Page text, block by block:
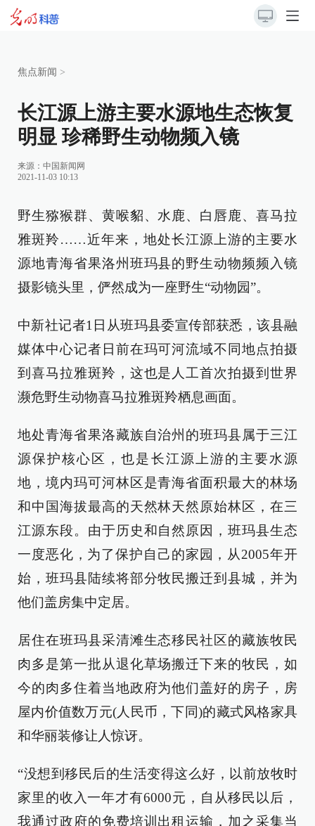
焦点新闻 >
长江源上游主要水源地生态恢复
明显 珍稀野生动物频入镜
来源： 中国新闻网
2021-11-03 10:13
野生猕猴群、黄喉貂、水鹿、白唇鹿、喜马拉
雅斑羚……近年来，地处长江源上游的主要水
源地青海省果洛州班玛县的野生动物频频入镜
摄影镜头里，俨然成为一座野生“动物园”。
中新社记者1日从班玛县委宣传部获悉，该县融
媒体中心记者日前在玛可河流域不同地点拍摄
到喜马拉雅斑羚，这也是人工首次拍摄到世界
濒危野生动物喜马拉雅斑羚栖息画面。
地处青海省果洛藏族自治州的班玛县属于三江
源保护核心区，也是长江源上游的主要水源
地，境内玛可河林区是青海省面积最大的林场
和中国海拔最高的天然林天然原始林区，在三
江源东段。由于历史和自然原因，班玛县生态
一度恶化，为了保护自己的家园，从2005年开
始，班玛县陆续将部分牧民搬迁到县城，并为
他们盖房集中定居。
居住在班玛县采清滩生态移民社区的藏族牧民
肉多是第一批从退化草场搬迁下来的牧民，如
今的肉多住着当地政府为他们盖好的房子，房
屋内价值数万元(人民币，下同)的藏式风格家具
和华丽装修让人惊讶。
“没想到移民后的生活变得这么好，以前放牧时
家里的收入一年才有6000元，自从移民以后，
我通过政府的免费培训出租运输，加之采集当